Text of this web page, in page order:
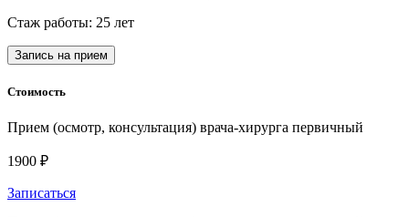
Стаж работы: 25 лет
Запись на прием
Стоимость
Прием (осмотр, консультация) врача-хирурга первичный
1900 ₽
Записаться